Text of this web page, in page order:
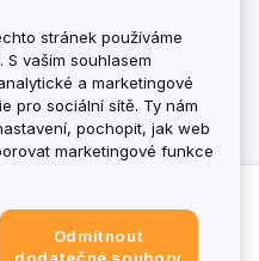
Dalších 10 %, pokud se
a to není všechno!
stránek používáme
vaším souhlasem
a marketingové
pro sociální sítě. Ty nám
pochopit, jak web
marketingové funkce
Odmítnout